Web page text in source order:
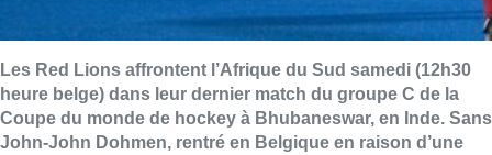
Les Red Lions affrontent l’Afrique du Sud samedi (12h30
heure belge) dans leur dernier match du groupe C de la
Coupe du monde de hockey à Bhubaneswar, en Inde. Sans
John-John Dohmen, rentré en Belgique en raison d’une